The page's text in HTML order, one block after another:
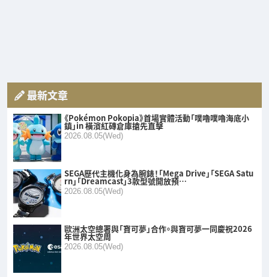
最新文章
《Pokémon Pokopia》首場實體活動「噗嚕噗嚕海底小
鎮」in 橫濱紅磚倉庫搶先直擊
2026.08.05(Wed)
SEGA歷代主機化身為腕錶！「Mega Drive」「SEGA Satu
rn」「Dreamcast」3款型號開放預…
2026.08.05(Wed)
歐洲太空總署與「寶可夢」合作。與寶可夢一同慶祝2026
年世界太空周
2026.08.05(Wed)